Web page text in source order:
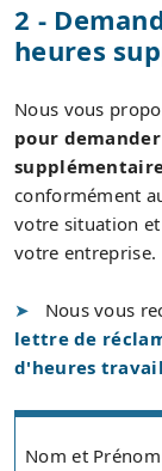
2 -
heures
Nous vous
pour
conformément
votre situation
votre entreprise.
Nous vous
lettre de
d'heures
Nom et Prénom